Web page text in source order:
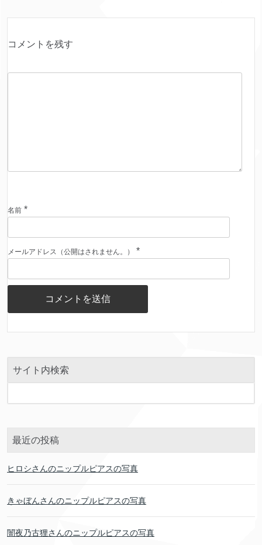
コメントを残す
名前 *
メールアドレス（公開はされません。） *
サイト内検索
最近の投稿
ヒロシさんのニップルピアスの写真
きゃぼんさんのニップルピアスの写真
闇夜乃古狸さんのニップルピアスの写真